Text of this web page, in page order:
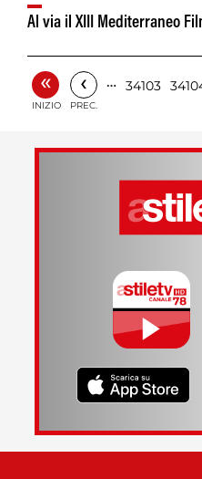
Al via il XIII Mediterraneo
«
INIZIO
‹
PREC.
… 34103